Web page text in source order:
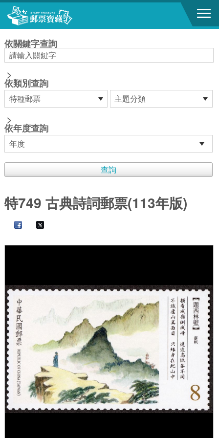
跳到主要內容區塊
依關鍵字查詢
>
依類別查詢
>
依年度查詢
特749 古典詩詞郵票(113年版)